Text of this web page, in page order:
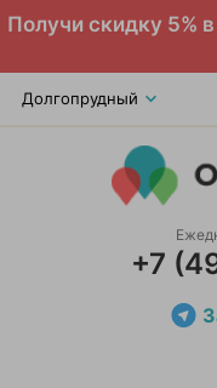
Получи скидку 5%
Долгопрудный
+7